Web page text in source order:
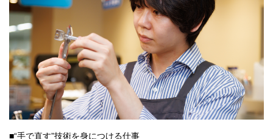
■“手で直す”技術を身につける仕事